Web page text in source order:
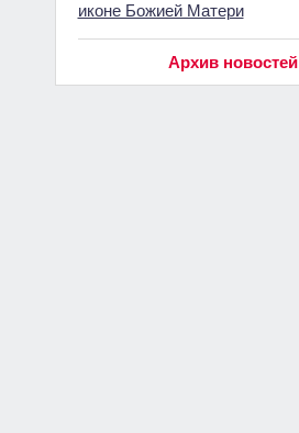
иконе Божией Матери
Архив новостей